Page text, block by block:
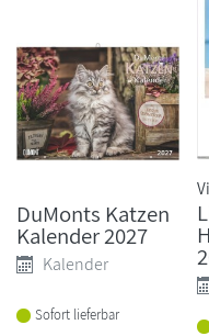
DuMonts Katzen
Kalender 2027
Kalender
Sofort lieferbar